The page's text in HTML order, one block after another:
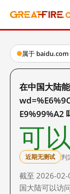
属于 baidu.com·
在中国大陆
E9%99%A2
可以
近期无测试 判
截至 2026-02-
国大陆可以访